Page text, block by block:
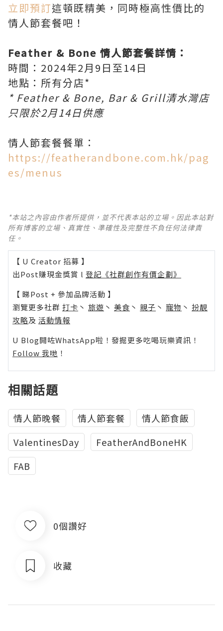
立即預訂這頓既精美，同時極高性價比的
情人節套餐吧！
Feather & Bone 情人節套餐詳情：
時間：2024年2月9日至14日
地點：所有分店*
* Feather & Bone, Bar & Grill清水灣店
只限於2月14日供應
情人節套餐餐單：
https://featherandbone.com.hk/pag
es/menus
*本站之內容由作者所提供，並不代表本站的立場。因此本站對
所有博客的立場、真實性、準確性及完整性不負任何法律責
任。
【 U Creator 招募 】
出Post賺現金獎賞 l 登記《社群創作有價企劃》
【 睇Post + 參加品牌活動 】
瀏覽更多社群 打卡 丶 旅遊 丶 美食 丶 親子 丶 寵物 丶 扮靚
攻略及 活動情報
U Blog開咗WhatsApp啦！發掘更多吃喝玩樂資訊！
Follow 我哋 ！
相關話題
情人節晚餐 情人節套餐
情人節食飯
ValentinesDay
FeatherAndBoneHK
FAB
0個讚好
收藏